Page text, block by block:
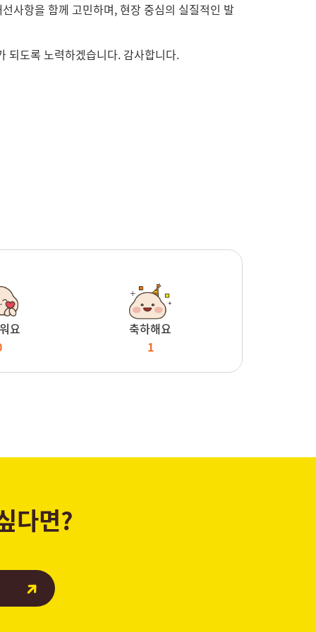
사항을 함께 고민하며, 현장 중심의 실질적인 발
되도록 노력하겠습니다. 감사합니다.
요
축하해요
1
다면?